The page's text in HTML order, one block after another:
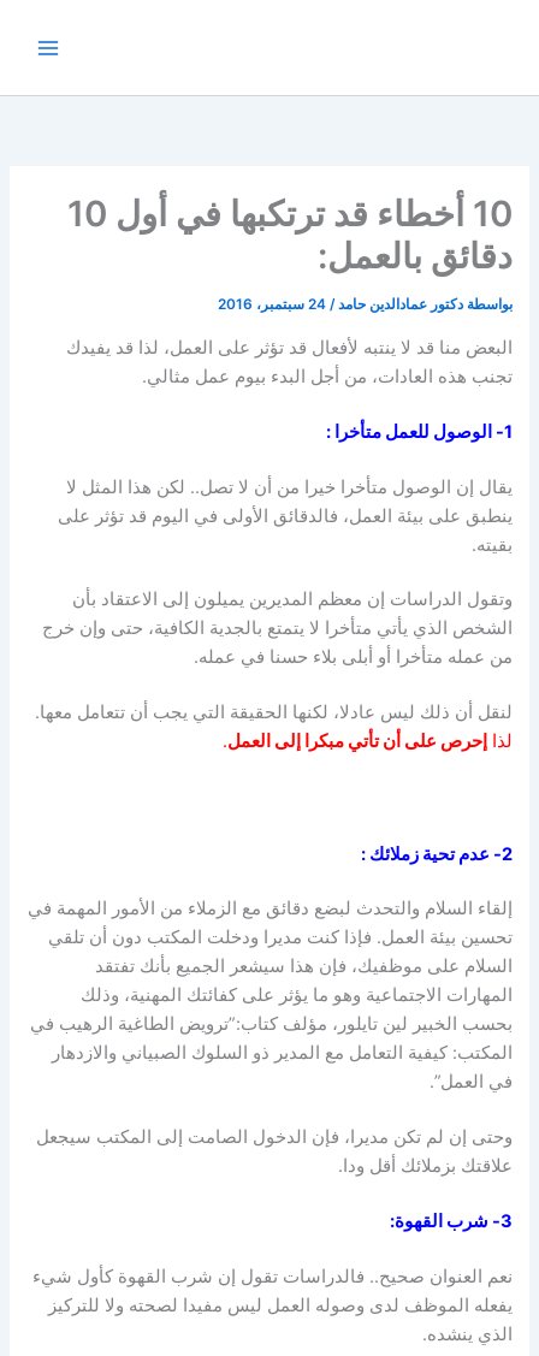
10 أخطاء قد ترتكبها في أول 10
دقائق بالعمل:
بواسطة دكتور عمادالدين حامد/24 سبتمبر، 2016
البعض منا قد لا ينتبه لأفعال قد تؤثر على العمل، لذا قد يفيدك
تجنب هذه العادات، من أجل البدء بيوم عمل مثالي.
1- الوصول للعمل متأخرا :
يقال إن الوصول متأخرا خيرا من أن لا تصل.. لكن هذا المثل لا
ينطبق على بيئة العمل، فالدقائق الأولى في اليوم قد تؤثر على
بقيته.
وتقول الدراسات إن معظم المديرين يميلون إلى الاعتقاد بأن
الشخص الذي يأتي متأخرا لا يتمتع بالجدية الكافية، حتى وإن خرج
من عمله متأخرا أو أبلى بلاء حسنا في عمله.
لنقل أن ذلك ليس عادلا، لكنها الحقيقة التي يجب أن تتعامل معها.
لذاإحرص على أن تأتي مبكرا إلى العمل.
2- عدم تحية زملائك :
إلقاء السلام والتحدث لبضع دقائق مع الزملاء من الأمور المهمة في
تحسين بيئة العمل. فإذا كنت مديرا ودخلت المكتب دون أن تلقي
السلام على موظفيك، فإن هذا سيشعر الجميع بأنك تفتقد
المهارات الاجتماعية وهو ما يؤثر على كفائتك المهنية، وذلك
بحسب الخبير لين تايلور، مؤلف كتاب:”ترويض الطاغية الرهيب في
المكتب: كيفية التعامل مع المدير ذو السلوك الصبياني والازدهار
في العمل”.
وحتى إن لم تكن مديرا، فإن الدخول الصامت إلى المكتب سيجعل
علاقتك بزملائك أقل ودا.
3- شرب القهوة :
نعم العنوان صحيح.. فالدراسات تقول إن شرب القهوة كأول شيء
يفعله الموظف لدى وصوله العمل ليس مفيدا لصحته ولا للتركيز
الذي ينشده.